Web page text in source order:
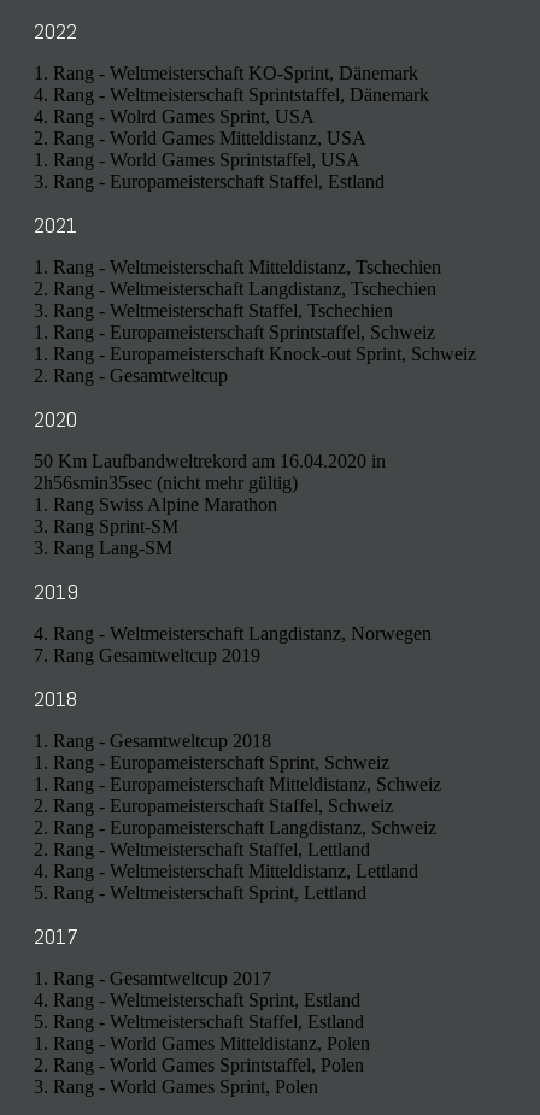
2022
1. Rang - Weltmeisterschaft KO-Sprint, Dänemark
4. Rang - Weltmeisterschaft Sprintstaffel, Dänemark
4. Rang - Wolrd Games Sprint, USA
2. Rang - World Games Mitteldistanz, USA
1. Rang - World Games Sprintstaffel, USA
3. Rang - Europameisterschaft Staffel, Estland
2021
1. Rang - Weltmeisterschaft Mitteldistanz, Tschechien
2. Rang - Weltmeisterschaft Langdistanz, Tschechien
3. Rang - Weltmeisterschaft Staffel, Tschechien
1. Rang - Europameisterschaft Sprintstaffel, Schweiz
1. Rang - Europameisterschaft Knock-out Sprint, Schweiz
2. Rang - Gesamtweltcup
2020
50 Km Laufbandweltrekord am 16.04.2020 in
2h56smin35sec (nicht mehr gültig)
1. Rang Swiss Alpine Marathon
3. Rang Sprint-SM
3. Rang Lang-SM
2019
4. Rang - Weltmeisterschaft Langdistanz, Norwegen
7. Rang Gesamtweltcup 2019
2018
1. Rang - Gesamtweltcup 2018
1. Rang - Europameisterschaft Sprint, Schweiz
1. Rang - Europameisterschaft Mitteldistanz, Schweiz
2. Rang - Europameisterschaft Staffel, Schweiz
2. Rang - Europameisterschaft Langdistanz, Schweiz
2. Rang - Weltmeisterschaft Staffel, Lettland
4. Rang - Weltmeisterschaft Mitteldistanz, Lettland
5. Rang - Weltmeisterschaft Sprint, Lettland
2017
1. Rang - Gesamtweltcup 2017
4. Rang - Weltmeisterschaft Sprint, Estland
5. Rang - Weltmeisterschaft Staffel, Estland
1. Rang - World Games Mitteldistanz, Polen
2. Rang - World Games Sprintstaffel, Polen
3. Rang - World Games Sprint, Polen